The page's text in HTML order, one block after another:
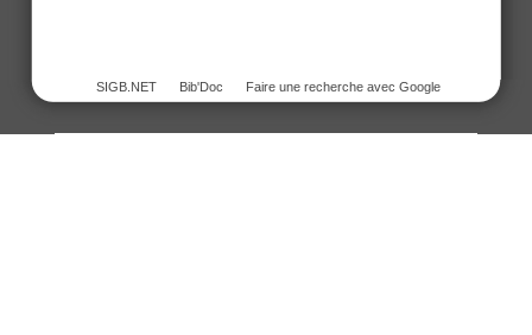
SIGB.NET Bib'Doc Faire une recherche avec Google